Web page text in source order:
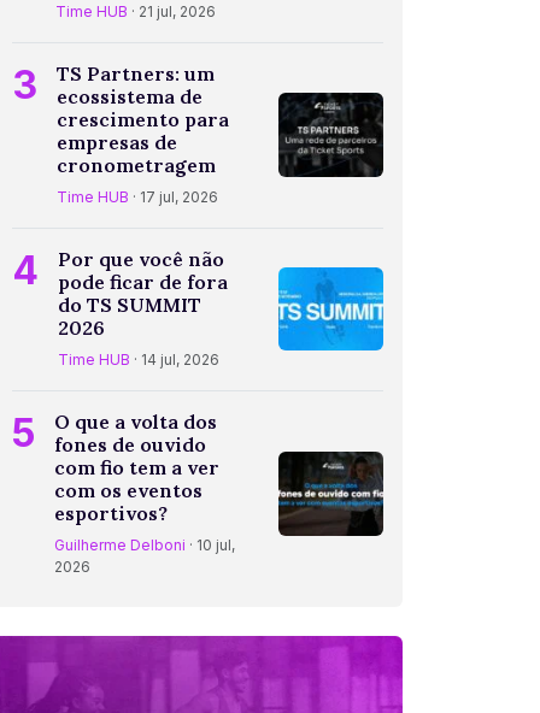
Time HUB · 21 jul, 2026
3
TS Partners: um
ecossistema de
crescimento para
empresas de
cronometragem
Time HUB · 17 jul, 2026
4
Por que você não
pode ficar de fora
do TS SUMMIT
2026
Time HUB · 14 jul, 2026
5
O que a volta dos
fones de ouvido
com fio tem a ver
com os eventos
esportivos?
Guilherme Delboni · 10 jul,
2026